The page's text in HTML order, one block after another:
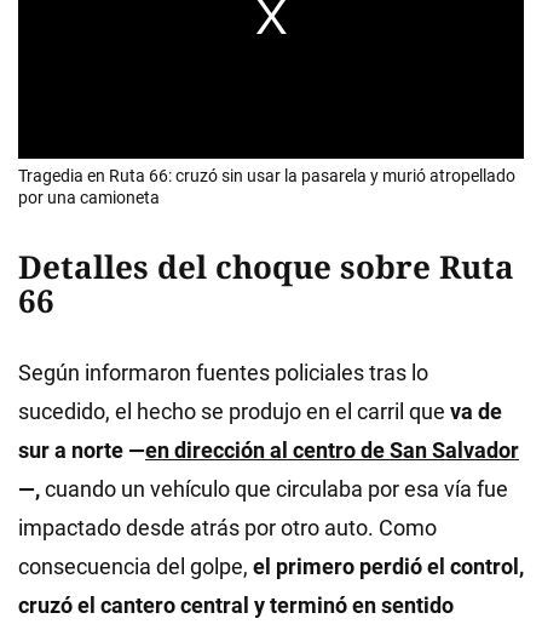
Tragedia en Ruta 66: cruzó sin usar la pasarela y murió atropellado
por una camioneta
Detalles del choque sobre Ruta
66
Según informaron fuentes policiales tras lo
sucedido, el hecho se produjo en el carril que va de
sur a norte —en dirección al centro de San Salvador
—,cuando un vehículo que circulaba por esa vía fue
impactado desde atrás por otro auto. Como
consecuencia del golpe, el primero perdió el control,
cruzó el cantero central y terminó en sentido